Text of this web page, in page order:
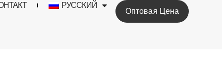
РУССКИЙ
Оптовая Цена